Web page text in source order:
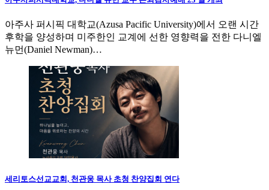
아주사 퍼시픽 대학교(Azusa Pacific University)에서 오랜 시간
후학을 양성하며 미주한인 교계에 선한 영향력을 전한 다니엘
뉴먼(Daniel Newman)…
세리토스선교교회, 천관웅 목사 초청 찬양집회 연다